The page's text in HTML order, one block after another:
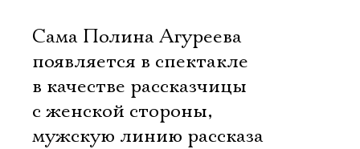
Сама Полина Агуреева
появляется в спектакле
в качестве рассказчицы
с женской стороны,
мужскую линию рассказа